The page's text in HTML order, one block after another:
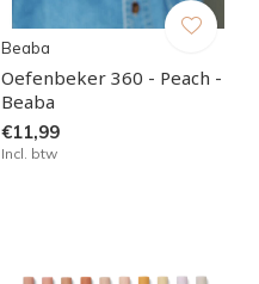
Beaba
Oefenbeker 360 - Peach -
Beaba
€11,99
Incl. btw